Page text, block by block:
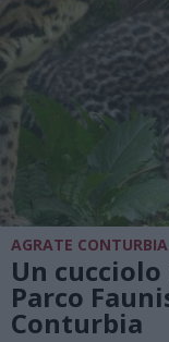
AGRATE CONTURBIA
Un
Parco
Conturbia